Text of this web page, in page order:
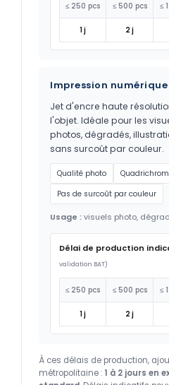
≤ 250 pcs ≤ 500 pcs ≤
1 j 2 j
Impression numérique
Jet d'encre haute
l'objet. Idéale pour les
photos, dégradés,
sans surcoût par couleur.
Qualité photo
Pas de surcoût par couleur
Usage :visuels photo,
Délai de production
validation BAT)
≤ 250 pcs ≤ 500 pcs ≤
1 j 2 j
À ces délais de production,
métropolitaine : 1 à 2 jours en